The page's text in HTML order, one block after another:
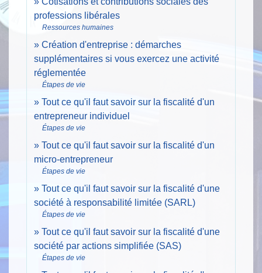
professions libérales
Ressources humaines
Création d'entreprise : démarches
supplémentaires si vous exercez une activité
réglementée
Étapes de vie
Tout ce qu'il faut savoir sur la fiscalité d'un
entrepreneur individuel
Étapes de vie
Tout ce qu'il faut savoir sur la fiscalité d'un
micro-entrepreneur
Étapes de vie
Tout ce qu'il faut savoir sur la fiscalité d'une
société à responsabilité limitée (SARL)
Étapes de vie
Tout ce qu'il faut savoir sur la fiscalité d'une
société par actions simplifiée (SAS)
Étapes de vie